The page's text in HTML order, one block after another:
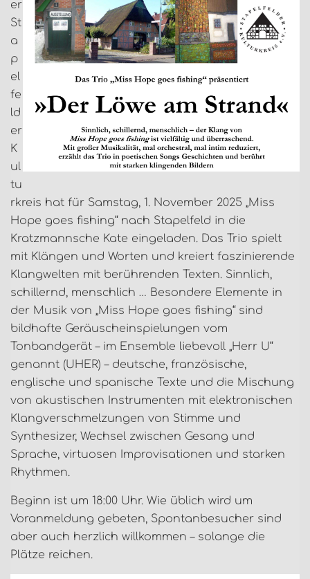
er
St
a
p
el
fe
ld
er
K
ul
tu
rkreis hat für Samstag, 1. November 2025 „Miss
Hope goes fishing“ nach Stapelfeld in die
Kratzmannsche Kate eingeladen. Das Trio spielt
mit Klängen und Worten und kreiert faszinierende
Klangwelten mit berührenden Texten. Sinnlich,
schillernd, menschlich … Besondere Elemente in
der Musik von „Miss Hope goes fishing“ sind
bildhafte Geräuscheinspielungen vom
Tonbandgerät – im Ensemble liebevoll „Herr U“
genannt (UHER) – deutsche, französische,
englische und spanische Texte und die Mischung
von akustischen Instrumenten mit elektronischen
Klangverschmelzungen von Stimme und
Synthesizer, Wechsel zwischen Gesang und
Sprache, virtuosen Improvisationen und starken
Rhythmen.
Beginn ist um 18:00 Uhr. Wie üblich wird um
Voranmeldung gebeten, Spontanbesucher sind
aber auch herzlich willkommen – solange die
Plätze reichen.